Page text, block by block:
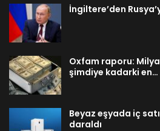
İngiltere’den
Oxfam raporu:
şimdiye kadarki en…
Beyaz eşyada iç
daraldı